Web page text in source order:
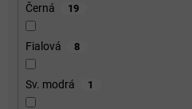
Černá 19
Fialová 8
Sv. modrá 1